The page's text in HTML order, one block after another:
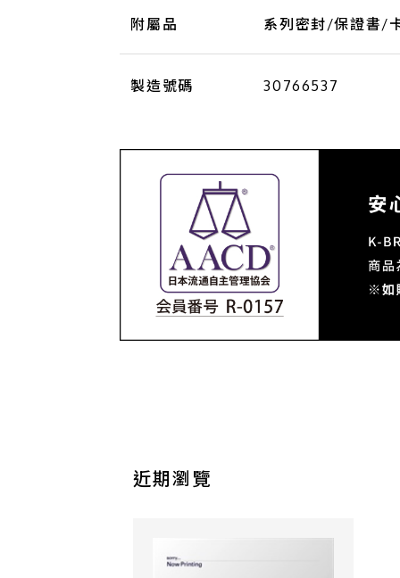
附屬品 系列密封/保證書/
製造號碼 30766537
近期瀏覽